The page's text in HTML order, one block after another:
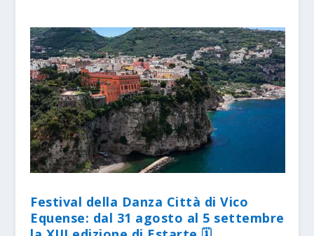
Festival della Danza Città di Vico
Equense: dal 31 agosto al 5 settembre